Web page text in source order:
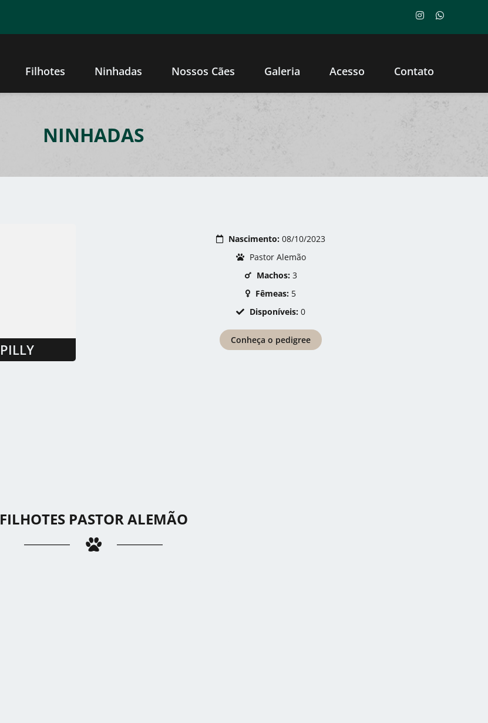
Filhotes Ninhadas Nossos Cães Galeria Acesso Contato
NINHADAS
PILLY
Nascimento: 08/10/2023
Pastor Alemão
Machos:3
Fêmeas: 5
Disponíveis: 0
Conheça o pedigree
FILHOTES PASTOR ALEMÃO